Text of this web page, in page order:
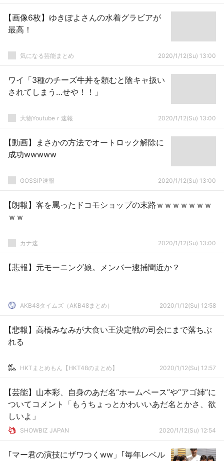
【画像6枚】ゆきぽよさんの水着グラビアが
最高！
気になる芸能まとめ 2020/1/12(Su) 13:00
ワイ「3種のチーズ牛丼を頼むと陰キャ扱い
されてしまう…せや！！」
大物Youtubeｒ速報 2020/1/12(Su) 13:00
【動画】まさかの方法でオートロック解除に
成功wwwww
GOSSIP速報 2020/1/12(Su) 13:00
【朗報】客を罵ったドコモショップの末路ｗｗｗｗｗｗｗ
ｗｗ
カナ速 2020/1/12(Su) 13:00
【悲報】元モーニング娘。メンバー逮捕間近か？
AKB48タイムズ（AKB48まとめ） 2020/1/12(Su) 12:58
【悲報】高橋みなみが大食い王決定戦の司会にまで落ちぶ
れる
HKTまとめもん【HKT48のまとめ】 2020/1/12(Su) 12:57
【芸能】山本彩、自身のあだ名“ホームベース”や“アゴ姉”に
ついてコメント「もうちょっとかわいいあだ名とかさ、欲
しいよ」
SHOWBIZ JAPAN 2020/1/12(Su) 12:54
｢マー君の演技にザワつくww」｢毎年レベル